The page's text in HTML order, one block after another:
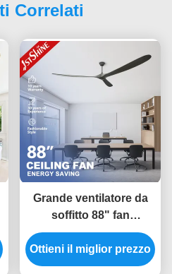
Correlati
Grande ventilatore da
soffitto 88" fan
economizzatore
d'energia di legno
solido del motore di CC
Ottieni il miglior prezzo